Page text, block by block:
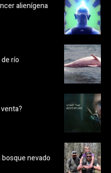
alienígena
río
nevado